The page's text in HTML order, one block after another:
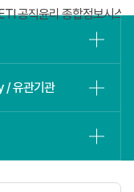
공직윤리 종합정보시스템
/ 유관기관